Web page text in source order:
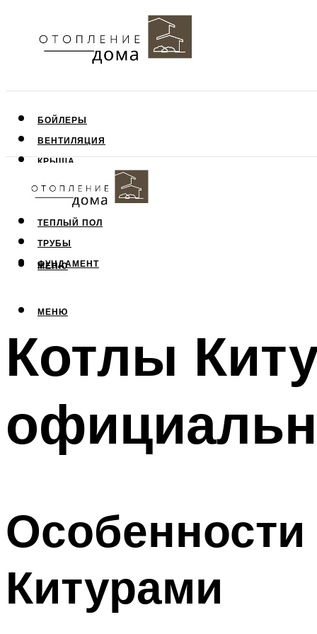
БОЙЛЕРЫ
ВЕНТИЛЯЦИЯ
КРЫША
СТЕНЫ
ТЕПЛЫЙ ПОЛ
ТРУБЫ
ФУНДАМЕНТ
МЕНЮ
МЕНЮ
Котлы
Китурами